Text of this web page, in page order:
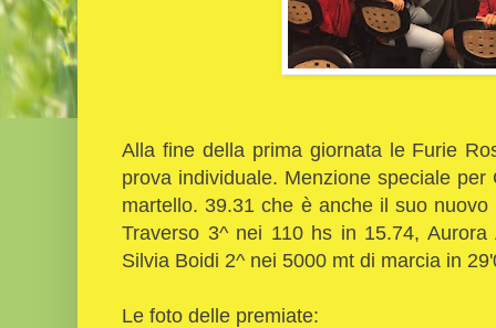
Alla fine della prima giornata le Furie
prova individuale. Menzione speciale
martello. 39.31 che è anche il suo
Traverso 3^ nei 110 hs in 15.74,
Silvia Boidi 2^ nei 5000 mt di marcia in
Le foto delle premiate: